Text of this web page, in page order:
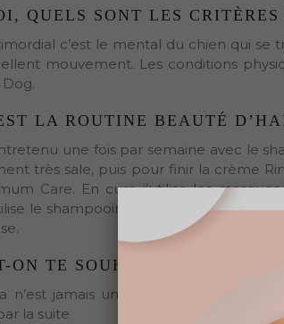
QUELS SONT LES
c’est le mental du chien qui se
mouvement. Les conditions
LA ROUTINE BEAUTÉ
une fois par semaine avec le
très sale, puis pour finir la crème
Care. En cure j’utilise les
le shampooing Vitalité poils durs.
ON TE SOUHAITER POUR LA
n’est jamais un sujet, je vis le
la suite